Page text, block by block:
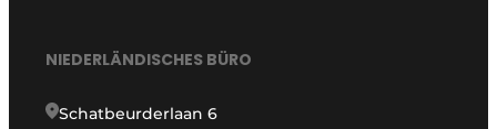
NIEDERLÄNDISCHES BÜRO
Schatbeurderlaan 6